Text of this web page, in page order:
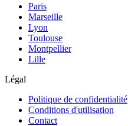
Paris
Marseille
Lyon
Toulouse
Montpellier
Lille
Légal
Politique de confidentialité
Conditions d'utilisation
Contact